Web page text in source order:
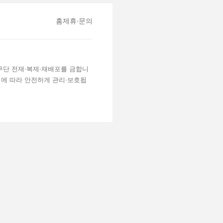
홈제휴·문의
전재·복제·재배포를 금합니
따라 안전하게 관리·보호됩